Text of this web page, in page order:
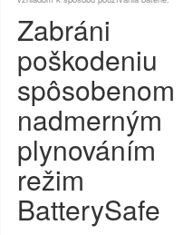
Zabráni
poškodeniu
spôsobenom
nadmerným
plynováním
režim
BatterySafe